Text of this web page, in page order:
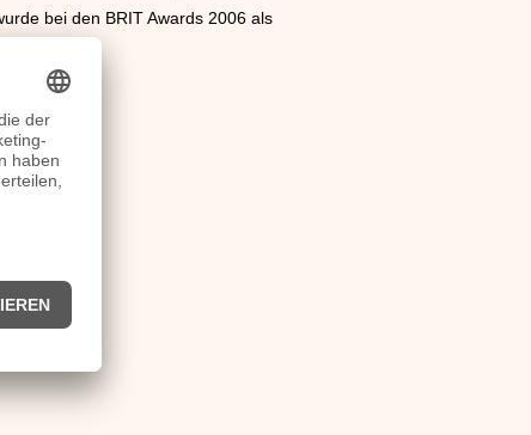
bei den BRIT Awards 2006 als